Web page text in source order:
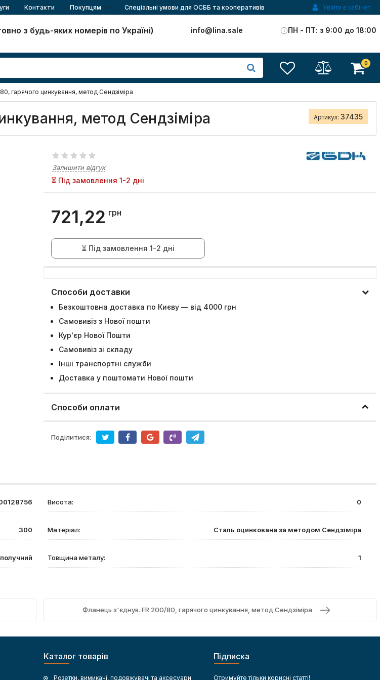
Контакти Покупцям Спеціальні умови для ОСББ та кооперативів Увійти в кабінет
з будь-яких номерів по Україні) info@lina.sale ПН - ПТ: з 9:00 до 18:00
0
гарячого цинкування, метод Сендзіміра
метод Сендзіміра Артикул: 37435
Залишити відгук
⏳ Під замовлення 1-2 дні
721,22 грн
⏳ Під замовлення 1-2 дні
Способи доставки
Безкоштовна доставка по Києву — від 4000 грн
Самовивіз з Нової пошти
Кур'єр Нової Пошти
Самовивіз зі складу
Інші транспортні служби
Доставка у поштомати Нової пошти
Способи оплати
Поділитися:
Висота: 0
300 Матеріал: Сталь оцинкована за методом Сендзіміра
Товщина металу: 1
Фланець з'єднув. FR 200/80, гарячого цинкування, метод Сендзіміра
Каталог товарів
Розетки, вимикачі, подовжувачі та аксесуари
Підписка
Отримуйте тільки корисні статті!